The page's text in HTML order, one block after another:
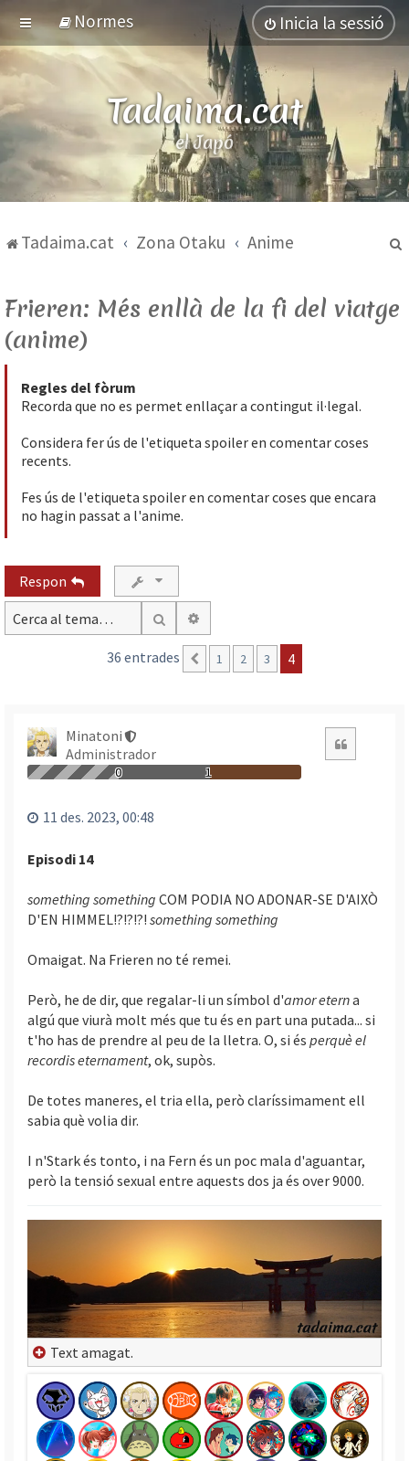
Normes Inicia la sessió
Tadaima.cat
el Japó
Tadaima.cat Zona Otaku Anime
Frieren: Més enllà de la fi del viatge
(anime)
Regles del fòrum
Recorda que no es permet enllaçar a contingut il·legal.
Considera fer ús de l'etiqueta spoiler en comentar coses
recents.
Fes ús de l'etiqueta spoiler en comentar coses que encara
no hagin passat a l'anime.
Respon
Cerca
36 entrades Anterior
1 2 3 4
Minatoni
Administrador
0 1
11 des. 2023, 00:48
Episodi 14
something something COM PODIA NO ADONAR-SE D'AIXÒ
D'EN HIMMEL!?!?!?! something something
Omaigat. Na Frieren no té remei.
Però, he de dir, que regalar-li un símbol d'amor eterna
algú que viurà molt més que tu és en part una putada... si
t'ho has de prendre al peu de la lletra. O, si és perquè el
recordis eternament, ok, supòs.
De totes maneres, el tria ella, però claríssimament ell
sabia què volia dir.
I n'Stark és tonto, i na Fern és un poc mala d'aguantar,
però la tensió sexual entre aquests dos ja és over 9000.
Text amagat.